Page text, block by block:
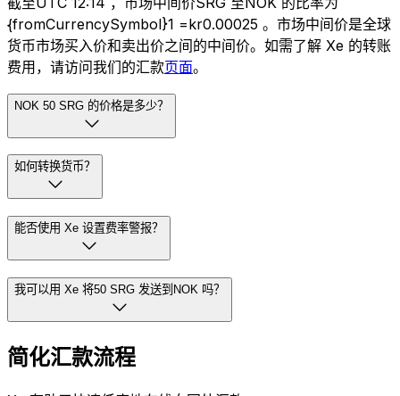
{fromCurrencySymbol}1 =kr0.00025 。市场中间价是全球
货币市场买入价和卖出价之间的中间价。如需了解 Xe 的转账
费用，请访问我们的汇款页面。
NOK 50 SRG 的价格是多少？
如何转换货币？
能否使用 Xe 设置费率警报？
我可以用 Xe 将50 SRG 发送到NOK 吗？
简化汇款流程